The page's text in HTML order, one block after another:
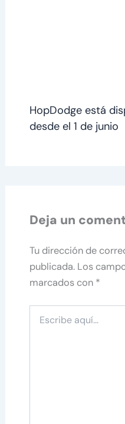
HopDodge está
desde el 1 de junio
Deja un
Tu dirección de
publicada. Los
marcados con *
aquí...